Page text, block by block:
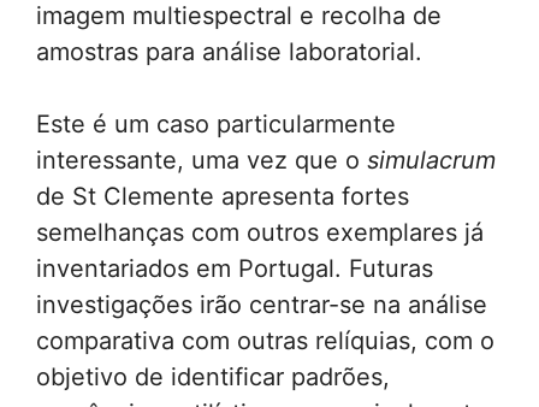
imagem multiespectral e recolha de
amostras para análise laboratorial.
Este é um caso particularmente
interessante, uma vez que o simulacrum
de St Clemente apresenta fortes
semelhanças com outros exemplares já
inventariados em Portugal. Futuras
investigações irão centrar-se na análise
comparativa com outras relíquias, com o
objetivo de identificar padrões,